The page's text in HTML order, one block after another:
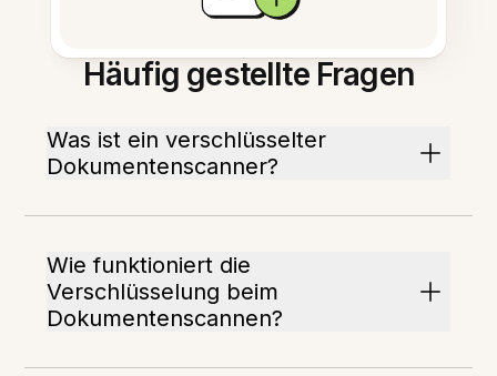
Häufig gestellte Fragen
Was ist ein verschlüsselter
Dokumentenscanner?
Wie funktioniert die
Verschlüsselung beim
Dokumentenscannen?